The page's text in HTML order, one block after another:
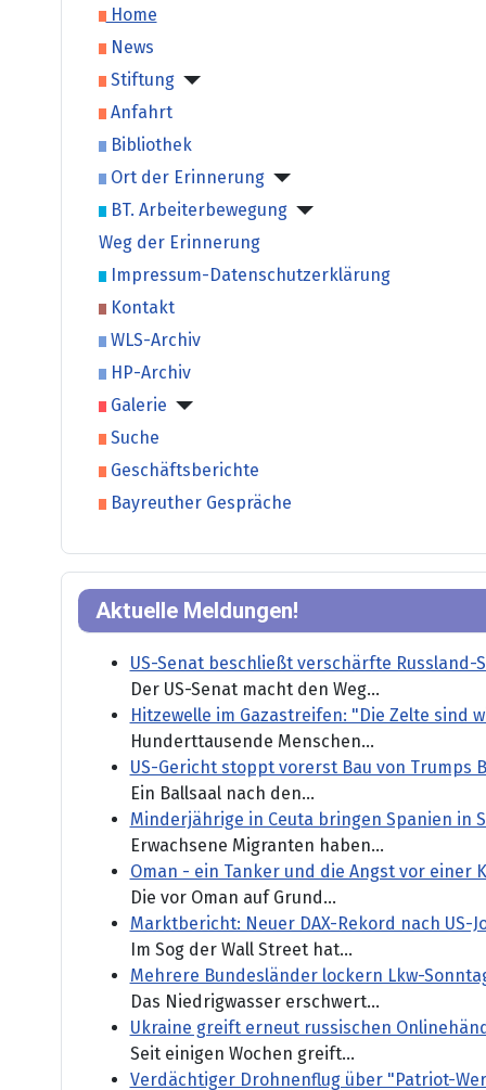
Home
News
Stiftung
Anfahrt
Bibliothek
Ort der Erinnerung
BT. Arbeiterbewegung
Weg der Erinnerung
Impressum-Datenschutzerklärung
Kontakt
WLS-Archiv
HP-Archiv
Galerie
Suche
Geschäftsberichte
Bayreuther Gespräche
Aktuelle Meldungen!
US-Senat beschließt verschärfte Russland-
Der US-Senat macht den Weg...
Hitzewelle im Gazastreifen: "Die Zelte sind
Hunderttausende Menschen...
US-Gericht stoppt vorerst Bau von Trumps
Ein Ballsaal nach den...
Minderjährige in Ceuta bringen Spanien in
Erwachsene Migranten haben...
Oman - ein Tanker und die Angst vor einer
Die vor Oman auf Grund...
Marktbericht: Neuer DAX-Rekord nach US-
Im Sog der Wall Street hat...
Mehrere Bundesländer lockern Lkw-
Das Niedrigwasser erschwert...
Ukraine greift erneut russischen
Seit einigen Wochen greift...
Verdächtiger Drohnenflug über "Patriot-